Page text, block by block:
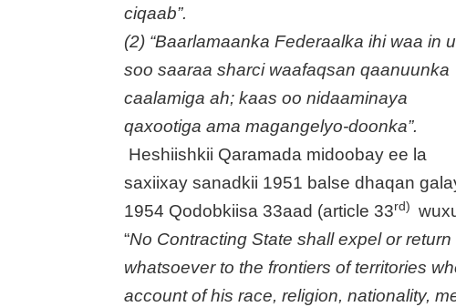
ciqaab”.
(2) “Baarlamaanka Federaalka ihi waa in
soo saaraa sharci waafaqsan qaanuunka
caalamiga ah; kaas oo nidaaminaya
qaxootiga ama magangelyo-doonka”.
Heshiishkii Qaramada midoobay ee la
saxiixay sanadkii 1951 balse dhaqan
1954 Qodobkiisa 33aad (article 33rd)
“No Contracting State shall expel or return
whatsoever to the frontiers of territories
account of his race, religion, nationality,